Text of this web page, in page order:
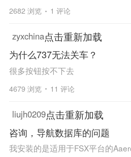
2682 浏览 1 评论
zyxchina点击重新加载
为什么737无法关车？
很多按钮按不下去
4679 浏览 11 评论
liujh0209点击重新加载
咨询，导航数据库的问题